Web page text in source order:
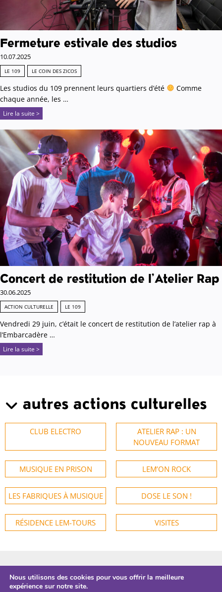
Fermeture estivale des studios
10.07.2025
LE 109 LE COIN DES ZICOS
Les studios du 109 prennent leurs quartiers d’été
Comme
chaque année, les …
Lire la suite >
Concert de restitution de l’Atelier Rap
30.06.2025
ACTION CULTURELLE LE 109
Vendredi 29 juin, c’était le concert de restitution de l’atelier rap à
l’Embarcadère …
Lire la suite >
autres actions culturelles
CLUB ELECTRO
ATELIER RAP : UN
NOUVEAU FORMAT
MUSIQUE EN PRISON LEM’ON ROCK
LES FABRIQUES À MUSIQUE DOSE LE SON !
RÉSIDENCE LEM-TOURS VISITES
Nous utilisons des cookies pour vous offrir la meilleure
expérience sur notre site.